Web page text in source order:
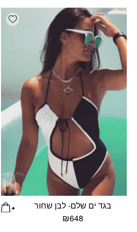
בגד ים שלם- לבן שחור
₪648